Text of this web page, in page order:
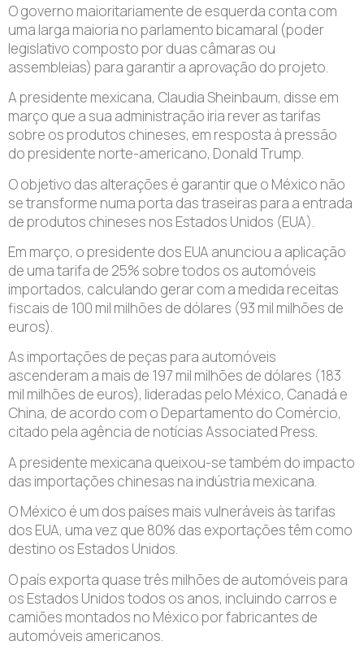
O governo maioritariamente de esquerda conta com
uma larga maioria no parlamento bicamaral (poder
legislativo composto por duas câmaras ou
assembleias) para garantir a aprovação do projeto.
A presidente mexicana, Claudia Sheinbaum, disse em
março que a sua administração iria rever as tarifas
sobre os produtos chineses, em resposta à pressão
do presidente norte-americano, Donald Trump.
O objetivo das alterações é garantir que o México não
se transforme numa porta das traseiras para a entrada
de produtos chineses nos Estados Unidos (EUA).
Em março, o presidente dos EUA anunciou a aplicação
de uma tarifa de 25% sobre todos os automóveis
importados, calculando gerar com a medida receitas
fiscais de 100 mil milhões de dólares (93 mil milhões de
euros).
As importações de peças para automóveis
ascenderam a mais de 197 mil milhões de dólares (183
mil milhões de euros), lideradas pelo México, Canadá e
China, de acordo com o Departamento do Comércio,
citado pela agência de notícias Associated Press.
A presidente mexicana queixou-se também do impacto
das importações chinesas na indústria mexicana.
O México é um dos países mais vulneráveis às tarifas
dos EUA, uma vez que 80% das exportações têm como
destino os Estados Unidos.
O país exporta quase três milhões de automóveis para
os Estados Unidos todos os anos, incluindo carros e
camiões montados no México por fabricantes de
automóveis americanos.